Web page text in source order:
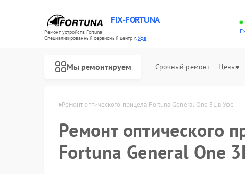
FIX-FORTUNA
Ремонт устройств Fortuna
Специализированный cервисный центр г.Уфа
Мы ремонтируем Срочный ремонт Цены
Ремонт оптического прицела Fortuna General One 3L в Уфе
Ремонт оптического
Fortuna General One